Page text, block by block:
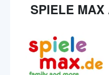
SPIELE MAX